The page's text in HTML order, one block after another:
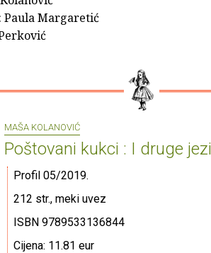
Paula Margaretić
MAŠA KOLANOVIĆ
Poštovani kukci : I druge
Profil 05/2019.
212 str., meki uvez
ISBN 9789533136844
Cijena: 11.81 eur